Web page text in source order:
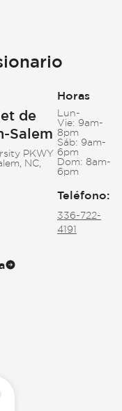
de
Salem
PKWY
NC,
Horas
Lun-
Vie: 9am-
8pm
Sáb: 9am-
6pm
Dom: 8am-
6pm
Teléfono:
336-722-
4191